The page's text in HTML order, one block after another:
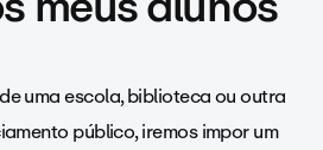
uma escola, biblioteca ou outra
público, iremos impor um